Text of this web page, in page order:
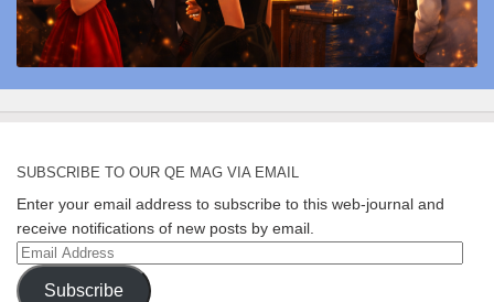
SUBSCRIBE TO OUR QE MAG VIA EMAIL
Enter your email address to subscribe to this web-journal and
receive notifications of new posts by email.
Email
Address
Subscribe